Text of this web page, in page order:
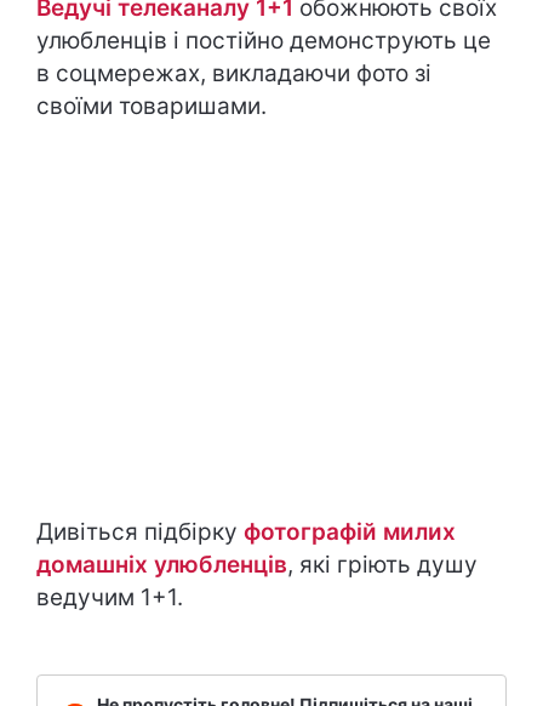
Ведучі телеканалу 1+1 обожнюють своїх
улюбленців і постійно демонструють це
в соцмережах, викладаючи фото зі
своїми товаришами.
Дивіться підбірку фотографій милих
домашніх улюбленців, які гріють душу
ведучим 1+1.